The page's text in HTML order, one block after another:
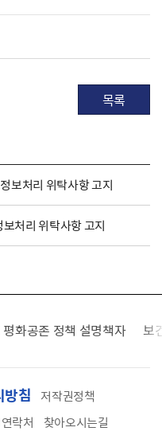
목록
보처리 위탁사항 고지
처리 위탁사항 고지
화공존 정책 설명책자 보
방침
저작권정책
락처 찾아오시는길